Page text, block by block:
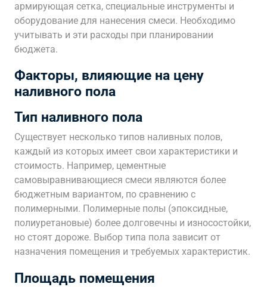
армирующая сетка, специальные инструменты и
оборудование для нанесения смеси. Необходимо
учитывать и эти расходы при планировании
бюджета.
Факторы, влияющие на цену
наливного пола
Тип наливного пола
Существует несколько типов наливных полов,
каждый из которых имеет свои характеристики и
стоимость. Например, цементные
самовыравнивающиеся смеси являются более
бюджетным вариантом, по сравнению с
полимерными. Полимерные полы (эпоксидные,
полиуретановые) более долговечны и износостойки,
но стоят дороже. Выбор типа пола зависит от
назначения помещения и требуемых характеристик.
Площадь помещения